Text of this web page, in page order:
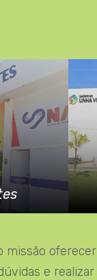
missão
e